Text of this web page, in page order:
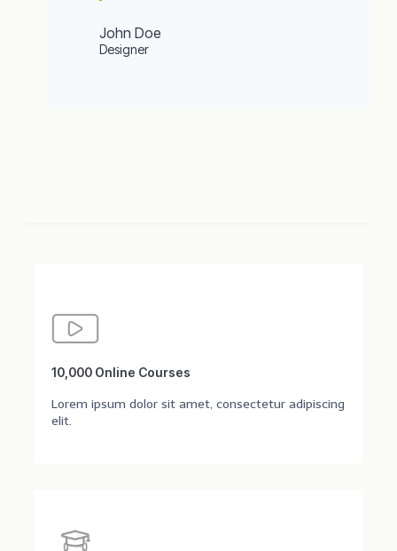
John Doe
Designer
10,000 Online Courses
Lorem ipsum dolor sit amet, consectetur adipiscing
elit.